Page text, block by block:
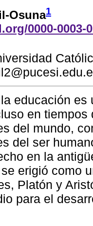
Osuna1
0000-0003-
educación
en
del mundo,
del ser
en la
erigió como
Platón y
para el